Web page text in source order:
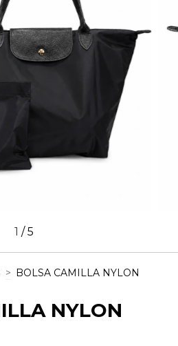
1 /5
> BOLSA CAMILLA NYLON
NYLON